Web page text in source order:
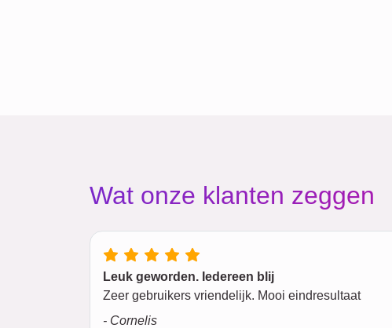
Wat onze klanten zeggen
Leuk geworden. Iedereen blij
Zeer gebruikers vriendelijk. Mooi eindresultaat
- Cornelis